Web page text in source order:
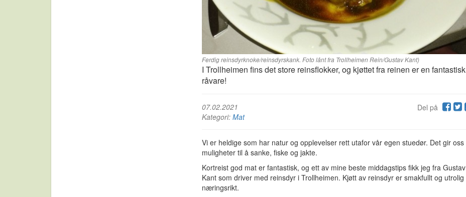
Ferdig reinsdyrknoke/reinsdyrskank. Foto lånt fra Trollheimen Rein/Gustav Kant)
I Trollheimen fins det store reinsflokker, og kjøttet fra reinen er en fantastisk
råvare!
Del på
07.02.2021
Kategori: Mat
Vi er heldige som har natur og opplevelser rett utafor vår egen stuedør. Det gir oss
muligheter til å sanke, fiske og jakte.
Kortreist god mat er fantastisk, og ett av mine beste middagstips fikk jeg fra Gustav
Kant som driver med reinsdyr i Trollheimen. Kjøtt av reinsdyr er smakfullt og utrolig
næringsrikt.